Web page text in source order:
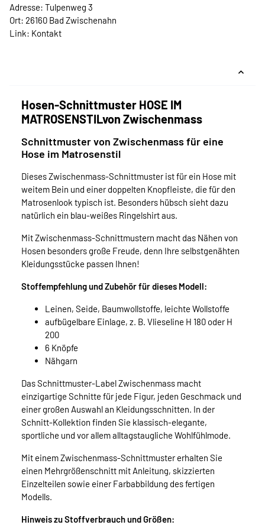
Adresse: Tulpenweg 3
Ort: 26160 Bad Zwischenahn
Link: Kontakt
Hosen-Schnittmuster HOSE IM
MATROSENSTILvon Zwischenmass
Schnittmuster von Zwischenmass für eine
Hose im Matrosenstil
Dieses Zwischenmass-Schnittmuster ist für ein Hose mit
weitem Bein und einer doppelten Knopfleiste, die für den
Matrosenlook typisch ist. Besonders hübsch sieht dazu
natürlich ein blau-weißes Ringelshirt aus.
Mit Zwischenmass-Schnittmustern macht das Nähen von
Hosen besonders große Freude, denn Ihre selbstgenähten
Kleidungsstücke passen Ihnen!
Stoffempfehlung und Zubehör für dieses Modell:
Leinen, Seide, Baumwollstoffe, leichte Wollstoffe
aufbügelbare Einlage, z. B. Vlieseline H 180 oder H
200
6 Knöpfe
Nähgarn
Das Schnittmuster-Label Zwischenmass macht
einzigartige Schnitte für jede Figur, jeden Geschmack und
einer großen Auswahl an Kleidungsschnitten. In der
Schnitt-Kollektion finden Sie klassisch-elegante,
sportliche und vor allem alltagstaugliche Wohlfühlmode.
Mit einem Zwischenmass-Schnittmuster erhalten Sie
einen Mehrgrößenschnitt mit Anleitung, skizzierten
Einzelteilen sowie einer Farbabbildung des fertigen
Modells.
Hinweis zu Stoffverbrauch und Größen: